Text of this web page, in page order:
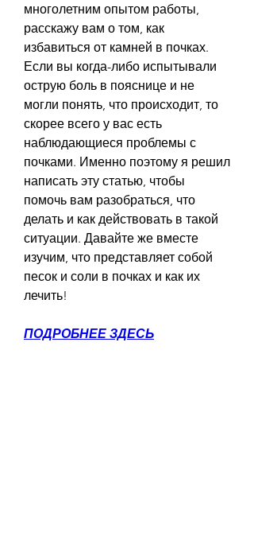
многолетним опытом работы,
расскажу вам о том, как
избавиться от камней в почках.
Если вы когда-либо испытывали
острую боль в пояснице и не
могли понять, что происходит, то
скорее всего у вас есть
наблюдающиеся проблемы с
почками. Именно поэтому я решил
написать эту статью, чтобы
помочь вам разобраться, что
делать и как действовать в такой
ситуации. Давайте же вместе
изучим, что представляет собой
песок и соли в почках и как их
лечить!
ПОДРОБНЕЕ ЗДЕСЬ